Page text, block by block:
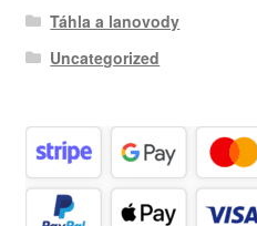
Táhla a lanovody
Uncategorized